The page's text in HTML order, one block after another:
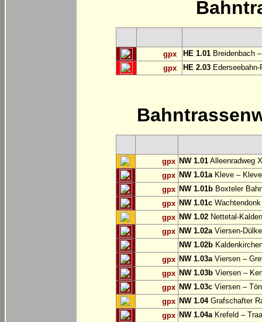
gpx HE 1.01 Breidenbach
gpx
HE 2.03
gpx NW 1.01 Alleenradweg
gpx NW 1.01aKleve –
gpx NW 1.01b Boxteler
gpx NW 1.01c Wachtendonk
gpx NW 1.02 Nettetal-
gpx NW 1.02aViersen-
NW 1.02b
gpx NW 1.03aViersen –
gpx NW 1.03b Viersen –
gpx NW 1.03c Viersen –
gpx NW 1.04Grafschafter
gpx NW 1.04aKrefeld –